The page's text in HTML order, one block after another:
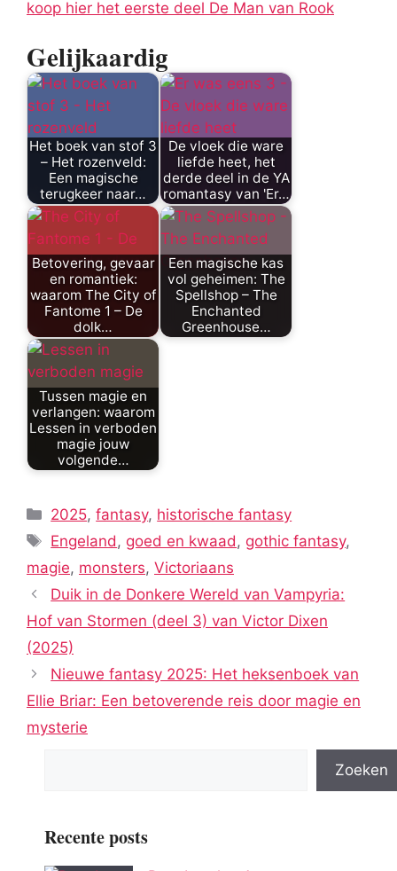
koop hier het eerste deel De Man van Rook
Gelijkaardig
Het boek van stof 3
– Het rozenveld:
Een magische
terugkeer naar…
De vloek die ware
liefde heet, het
derde deel in de YA
romantasy van 'Er…
Betovering, gevaar
en romantiek:
waarom The City of
Fantome 1 – De
dolk…
Een magische kas
vol geheimen: The
Spellshop – The
Enchanted
Greenhouse…
Tussen magie en
verlangen: waarom
Lessen in verboden
magie jouw
volgende…
Categorieën
2025,fantasy, historische fantasy
Tags
Engeland, goed en kwaad, gothic fantasy,
magie, monsters, Victoriaans
Duik in de Donkere Wereld van Vampyria:
Hof van Stormen (deel 3) van Victor Dixen
(2025)
Nieuwe fantasy 2025: Het heksenboek van
Ellie Briar: Een betoverende reis door magie en
mysterie
Zoeken
Recente posts